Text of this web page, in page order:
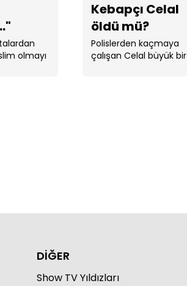
Mert'in evlilik teklifi provası
olmayı
Kebapçı Celal
öldü mü?
Polislerden kaçmaya
çalışan Celal büyük bir
DİĞER
Show TV Yıldızları